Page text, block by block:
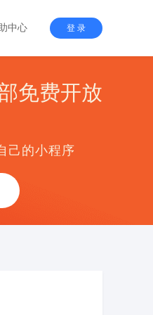
中心 登 录
免费开放
己的小程序